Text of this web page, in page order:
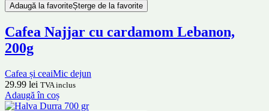
Adaugă la favoriteȘterge de la favorite
Cafea Najjar cu cardamom Lebanon,
200g
Cafea și ceaiMic dejun
29.99 lei TVA inclus
Adaugă în coș